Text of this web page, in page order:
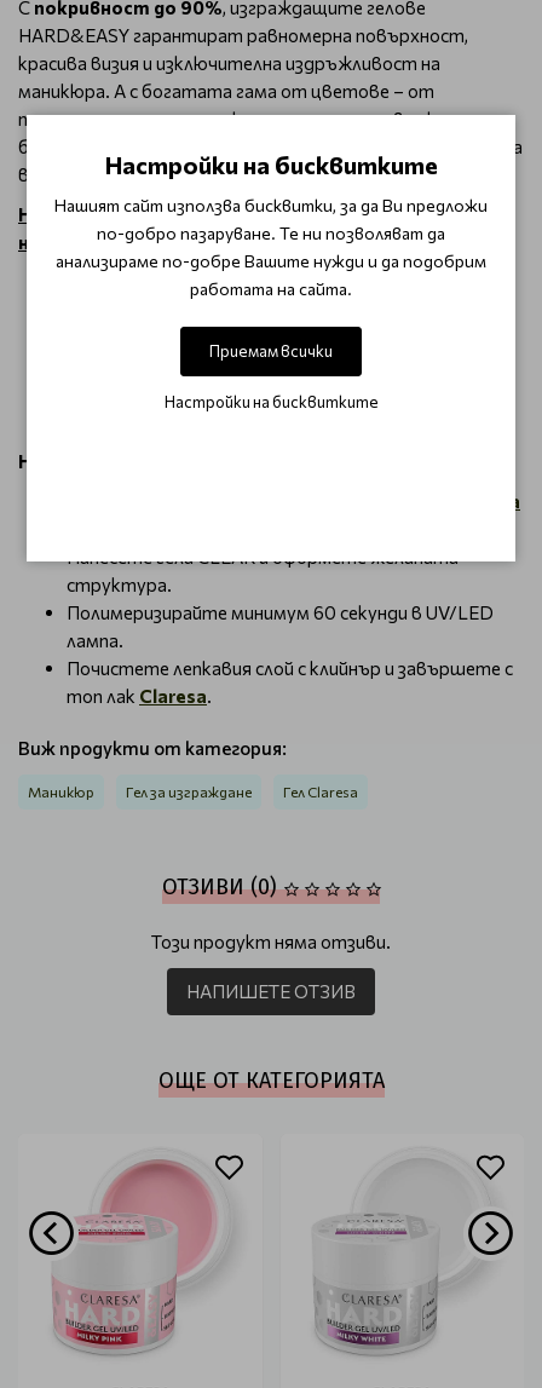
С покривност до 90%, изграждащите гелове
HARD&EASY гарантират равномерна повърхност,
красива визия и изключителна издръжливост на
маникюра. А с богатата гама от цветове – от
прозрачен и натурален нюд до млечни розови нюанси и
блестящи акценти – ще намерите идеалното решение за
всяка стилизация.
HARD&EASY PANNA COTTA – Светлорозов студен
нюанс
Светлорозов гел със студен подтон, който
Перфектен за самостоятелна стилизация или за
създаване на „принцески“ маникюр.
Лекотата на работа и стабилността му го
Начин на употреба:
Claresa
Нанесете гела CLEAR и оформете желаната
структура.
Полимеризирайте минимум 60 секунди в UV/LED
лампа.
Почистете лепкавия слой с клийнър и завършете с
топ лак Claresa.
Виж продукти от категория:
Маникюр Гел за изграждане Гел Claresa
ОТЗИВИ (0)
Този продукт няма отзиви.
НАПИШЕТЕ ОТЗИВ
ОЩЕ ОТ КАТЕГОРИЯТА
Настройки на бисквитките
Нашият сайт използва бисквитки, за да Ви предложи
по-добро пазаруване. Те ни позволяват да
анализираме по-добре Вашите нужди и да подобрим
работата на сайта.
Приемам всички
Настройки на бисквитките